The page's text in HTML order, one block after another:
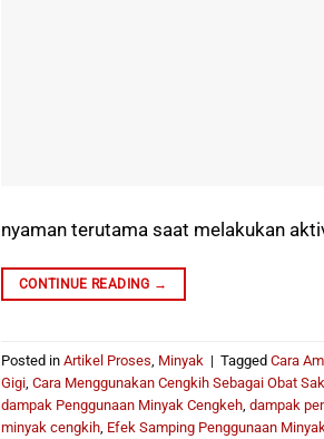
nyaman terutama saat melakukan
CONTINUE READING →
Posted in Artikel Proses Minyak | Tagged Cara
Gigi, Cara Menggunakan Cengkih Sebagai Obat
dampak Penggunaan Minyak Cengkeh, dampak
minyak cengkih, Efek Samping Penggunaan